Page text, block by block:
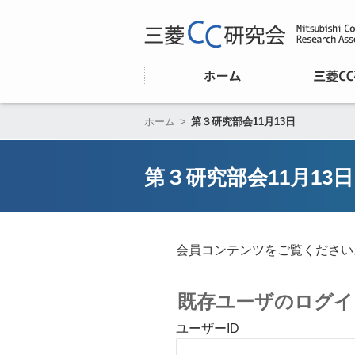
ホーム > 第３研究部会11月13日
第３研究部会11月13日
会員コンテンツをご覧くださ
既存ユーザのログ
ユーザーID